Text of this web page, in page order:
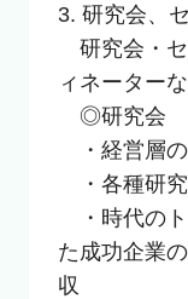
3. 研究会、
研究会・セ
ィネーター
◎研究会
・経営層の
・各種研究
・時代のト
た成功企業
収